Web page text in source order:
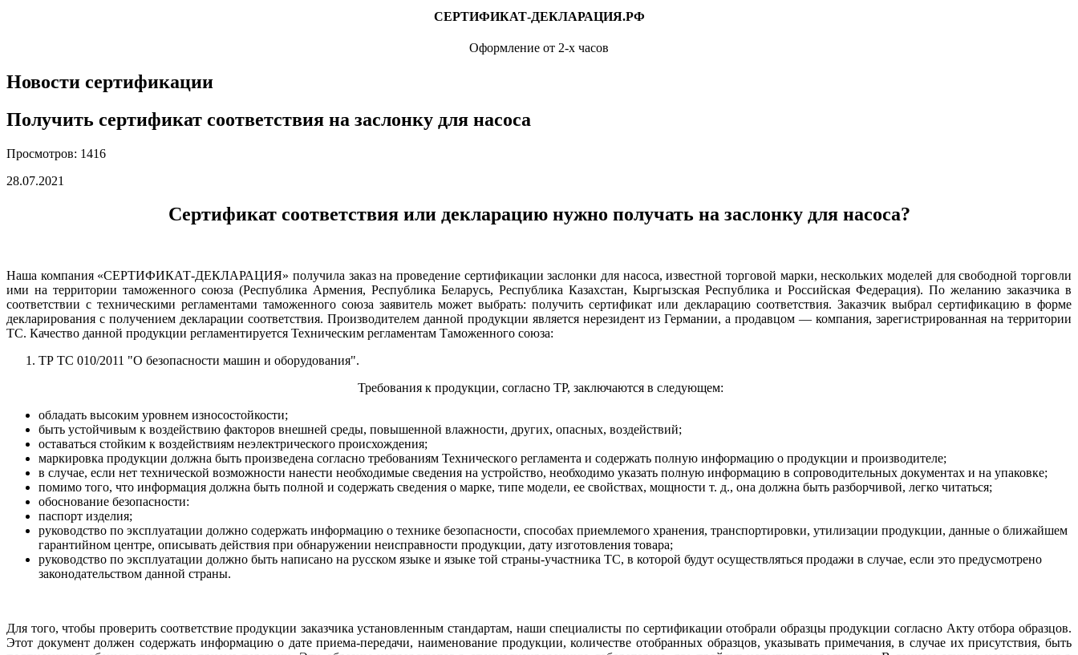
СЕРТИФИКАТ-ДЕКЛАРАЦИЯ.РФ
Оформление от 2-х часов
Новости сертификации
Получить сертификат соответствия на заслонку для насоса
Просмотров: 1416
28.07.2021
Сертификат соответствия или декларацию нужно получать на заслонку для насоса?
Наша компания «СЕРТИФИКАТ-ДЕКЛАРАЦИЯ» получила заказ на проведение сертификации заслонки для насоса, известной торговой марки, нескольких моделей для свободной торговли
ими на территории таможенного союза (Республика Армения, Республика Беларусь, Республика Казахстан, Кыргызская Республика и Российская Федерация). По желанию заказчика в
соответствии с техническими регламентами таможенного союза заявитель может выбрать: получить сертификат или декларацию соответствия. Заказчик выбрал сертификацию в форме
декларирования с получением декларации соответствия. Производителем данной продукции является нерезидент из Германии, а продавцом — компания, зарегистрированная на территории
ТС. Качество данной продукции регламентируется Техническим регламентам Таможенного союза:
ТР ТС 010/2011 "О безопасности машин и оборудования".
Требования к продукции, согласно ТР, заключаются в следующем:
обладать высоким уровнем износостойкости;
быть устойчивым к воздействию факторов внешней среды, повышенной влажности, других, опасных, воздействий;
оставаться стойким к воздействиям неэлектрического происхождения;
маркировка продукции должна быть произведена согласно требованиям Технического регламента и содержать полную информацию о продукции и производителе;
в случае, если нет технической возможности нанести необходимые сведения на устройство, необходимо указать полную информацию в сопроводительных документах и на упаковке;
помимо того, что информация должна быть полной и содержать сведения о марке, типе модели, ее свойствах, мощности т. д., она должна быть разборчивой, легко читаться;
обоснование безопасности:
паспорт изделия;
руководство по эксплуатации должно содержать информацию о технике безопасности, способах приемлемого хранения, транспортировки, утилизации продукции, данные о ближайшем
гарантийном центре, описывать действия при обнаружении неисправности продукции, дату изготовления товара;
руководство по эксплуатации должно быть написано на русском языке и языке той страны-участника ТС, в которой будут осуществляться продажи в случае, если это предусмотрено
законодательством данной страны.
Для того, чтобы проверить соответствие продукции заказчика установленным стандартам, наши специалисты по сертификации отобрали образцы продукции согласно Акту отбора образцов.
Этот документ должен содержать информацию о дате приема-передачи, наименование продукции, количестве отобранных образцов, указывать примечания, в случае их присутствия, быть